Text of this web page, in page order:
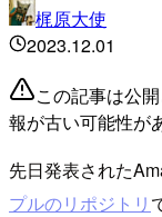
梶原大使
2023.12.01
この記事は公
報が古い可能性が
先日発表された
プルのリポジトリ